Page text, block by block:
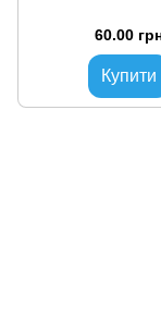
60.00
Купити